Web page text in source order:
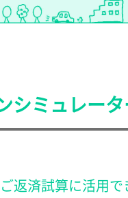
シミュレー
返済試算に活用で